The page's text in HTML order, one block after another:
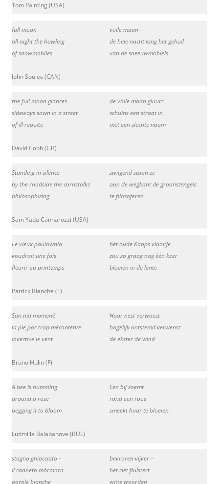
Tom Painting (USA)
full moon –
all night the howling
of snowmobiles
John Soules (CAN)
volle maan –
de hele nacht lang het gehuil
van de sneeuwmobiels
the full moon glances
sideways sown in a street
of ill repuite
David Cobb (GB)
de volle maan gluurt
schuins een straat in
met een slechte naam
Standing in silence
by the roadside the cornstalks
philosophizing
Sam Yada Cannarozzi (USA)
zwijgend staan ze
aan de wegkant de graanstengels
te filosoferen
Le vieux paulownia
voudrait une fois
fleurir au printemps
Patrick Blanche (F)
het oude Kaaps viooltje
zou zo graag nog één keer
bloeien in de lente
Son nid mamené
la pie par trop mécontente
invective le vent
Bruno Hulin (F)
Haar nest verwoest
hogelijk ontstemd verwenst
de ekster de wind
A bee is humming
around a rose
begging it to bloom
Ludmilla Balabanove (BUL)
Een bij zoemt
rond een roos
smeekt haar te bloeien
stagno ghiacciato –
il canneto mórmora
parole bianche
bevroren vijver –
het riet fluistert
witte woorden